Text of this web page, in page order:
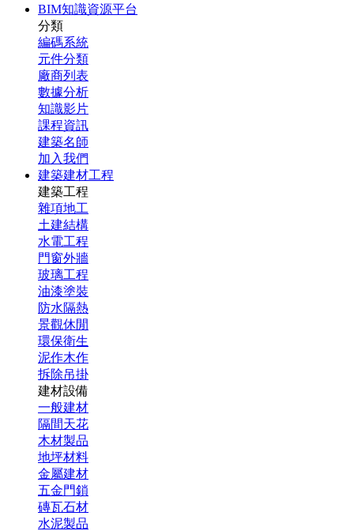
BIM知識資源平台
分類
編碼系統
元件分類
廠商列表
數據分析
知識影片
課程資訊
建築名師
加入我們
建築建材工程
建築工程
雜項地工
土建結構
水電工程
門窗外牆
玻璃工程
油漆塗裝
防水隔熱
景觀休閒
環保衛生
泥作木作
拆除吊掛
建材設備
一般建材
隔間天花
木材製品
地坪材料
金屬建材
五金門鎖
磚瓦石材
水泥製品